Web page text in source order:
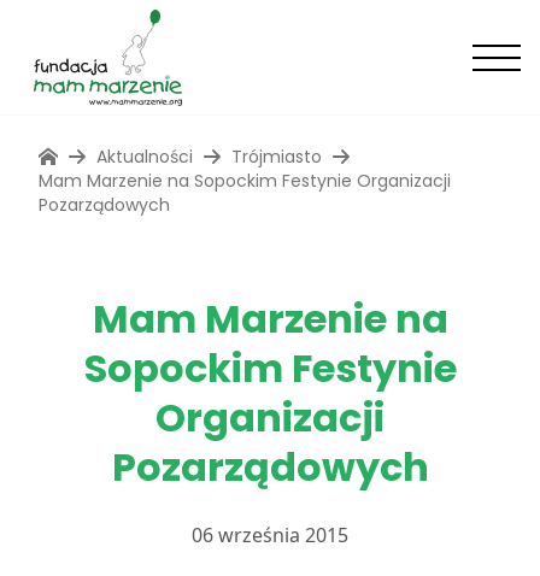
Aktualności
Trójmiasto
Mam Marzenie na Sopockim Festynie Organizacji
Pozarządowych
Mam Marzenie na
Sopockim Festynie
Organizacji
Pozarządowych
06 września 2015